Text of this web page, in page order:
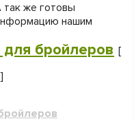
же готовы
нашим
бройлеров [
]